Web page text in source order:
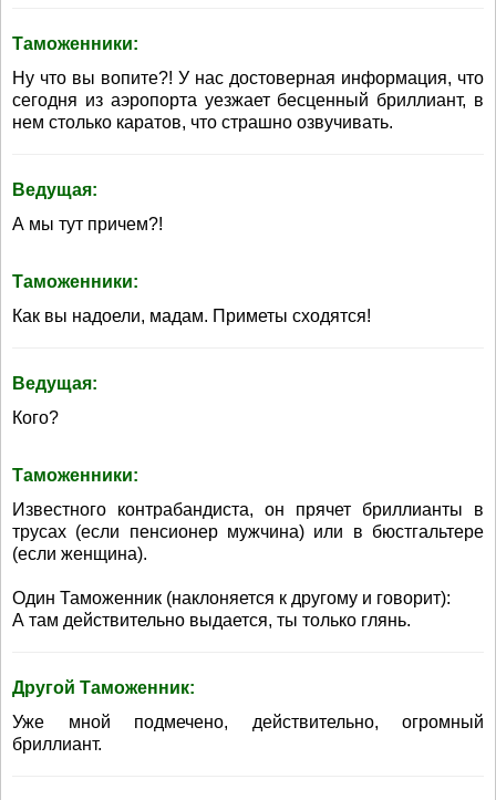
Таможенники:
Ну что вы вопите?! У нас достоверная информация, что
сегодня из аэропорта уезжает бесценный бриллиант, в
нем столько каратов, что страшно озвучивать.
Ведущая:
А мы тут причем?!
Таможенники:
Как вы надоели, мадам. Приметы сходятся!
Ведущая:
Кого?
Таможенники:
Известного контрабандиста, он прячет бриллианты в
трусах (если пенсионер мужчина) или в бюстгальтере
(если женщина).
Один Таможенник (наклоняется к другому и говорит):
А там действительно выдается, ты только глянь.
Другой Таможенник:
Уже мной подмечено, действительно, огромный
бриллиант.